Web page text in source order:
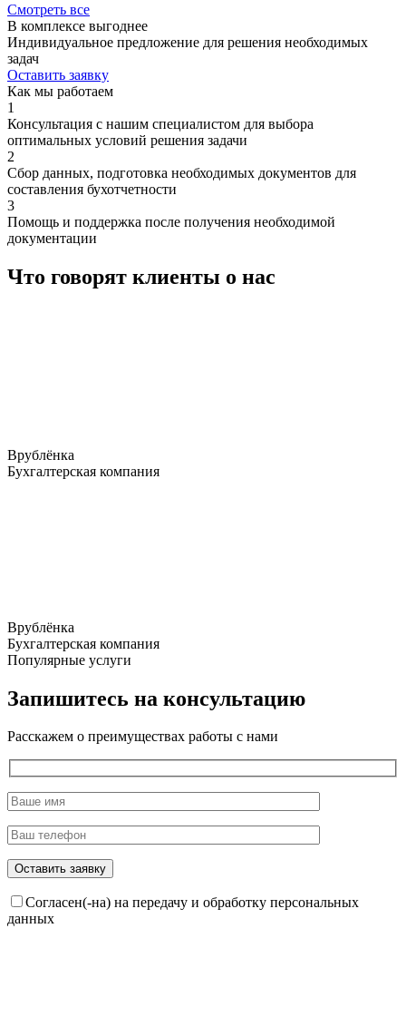
Смотреть все
В комплексе выгоднее
Индивидуальное предложение для решения необходимых
задач
Оставить заявку
Как мы работаем
1
Консультация с нашим специалистом для выбора
оптимальных условий решения задачи
2
Сбор данных, подготовка необходимых документов для
составления бухотчетности
3
Помощь и поддержка после получения необходимой
документации
Что говорят клиенты о нас
Врублёнка
Бухгалтерская компания
Врублёнка
Бухгалтерская компания
Популярные услуги
Запишитесь на консультацию
Расскажем о преимуществах работы с нами
Согласен(-на) на передачу и обработку персональных
данных